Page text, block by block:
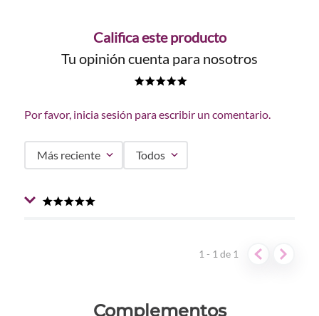
Califica este producto
Tu opinión cuenta para nosotros
Por favor, inicia sesión para escribir un comentario.
Más reciente Todos
fueron desapareciendo, cuida perfecto la piel ya que la
1 - 1de 1
Complementos